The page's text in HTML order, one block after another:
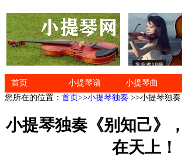
首页 小提琴谱 小提琴曲
您所在的位置： 首页>>小提琴独奏 >>小提琴独
小提琴独奏《别知己》
在天上！